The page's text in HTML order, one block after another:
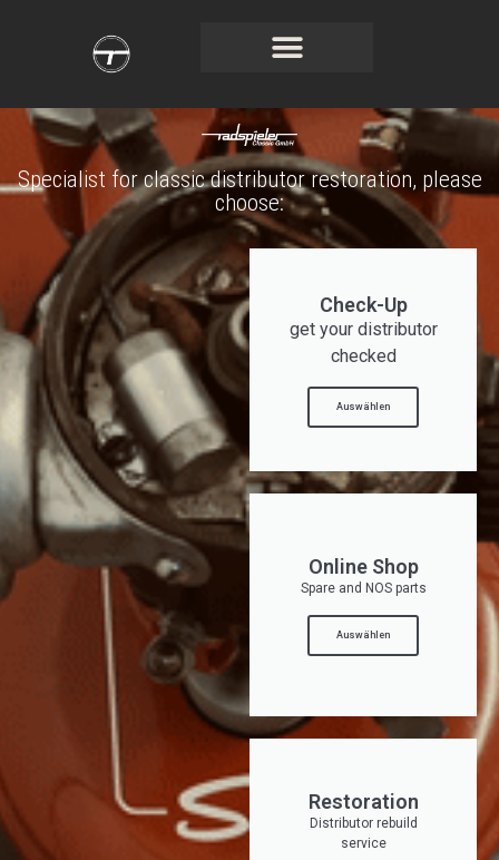
Specialist for classic distributor restoration, please
choose:
Check-Up
get your distributor
checked
Auswählen
Online Shop
Spare and NOS parts
Auswählen
Restoration
Distributor rebuild
service